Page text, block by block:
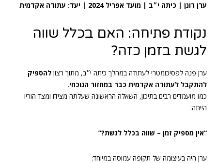
ערן רונן | כיתה י״ב | מועד אפריל 2024 | יעד: עתודה אקדמית
נקודת פתיחה: האם בכלל שווה
לגשת בזמן כזה?
ערן פנה לפסיכומטרי לעתודה במהלך כיתה י״ב, מתוך רצון להספיק
להתקבל לעתודה אקדמית כבר במחזור הנוכחי.
כמו מועמדים רבים בתיכון, השאלה הראשונה שעלתה מצידו ומצד הוריו
הייתה:
“אין מספיק זמן – שווה בכלל לגשת?”
ערן היה בעיצומה של תקופה עמוסה במיוחד: